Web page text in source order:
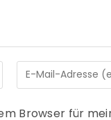
Browser für